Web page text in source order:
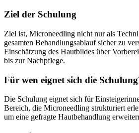
Ziel der Schulung
Ziel ist, Microneedling nicht nur als
gesamten Behandlungsablauf sicher zu
Einschätzung des Hautbildes über
bis zur Nachpflege.
Für wen eignet sich die
Die Schulung eignet sich für
Bereich, die Microneedling strukturiert
um eine gefragte Hautbehandlung